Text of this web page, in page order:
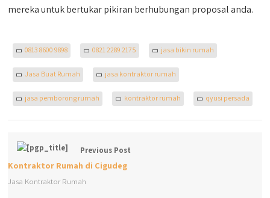
mereka untuk bertukar pikiran berhubungan proposal anda.
0813 8600 9898 0821 2289 2175 jasa bikin rumah
Jasa Buat Rumah jasa kontraktor rumah
jasa pemborong rumah kontraktor rumah qyusi persada
Previous Post
Kontraktor Rumah di Cigudeg
Jasa Kontraktor Rumah